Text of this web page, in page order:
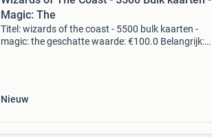
Magic: The
Titel: wizards of the coast - 5500 bulk kaarten -
magic: the geschatte waarde: €100.0 Belangrijk:
Nieuw